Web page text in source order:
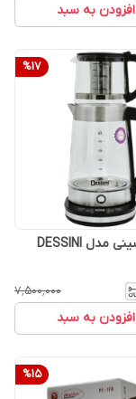
افزودن به سبد
%17
چای ساز دسینی مدل DESSINI
۷٬۵۰۰٬۰۰۰
افزودن به سبد
%15